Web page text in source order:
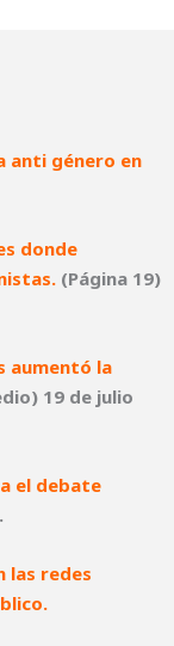
anti género en
donde
(Página 19)
aumentó la
19 de julio
el debate
las redes